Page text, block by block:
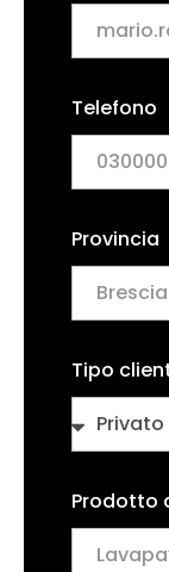
Telefono
Provincia
Tipo
Prodotto